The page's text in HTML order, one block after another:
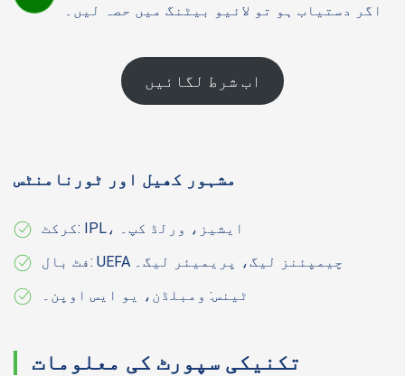
اگر دستیاب ہو تو لائیو بیٹنگ میں حصہ لیں۔
اب شرط لگائیں
مشہور کھیل اور ٹورنامنٹس
کرکٹ: IPL، ایشیز، ورلڈ کپ۔
فٹ بال: UEFA چیمپئنز لیگ، پریمیئر لیگ۔
ٹینس: ومبلڈن، یو ایس اوپن۔
تکنیکی سپورٹ کی معلومات